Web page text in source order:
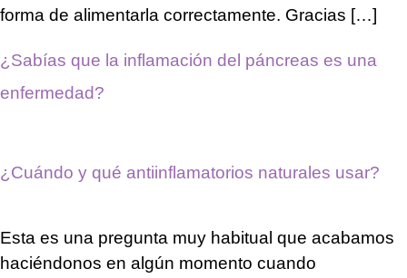
forma de alimentarla correctamente. Gracias […]
¿Sabías que la inflamación del páncreas es una
enfermedad?
¿Cuándo y qué antiinflamatorios naturales usar?
Esta es una pregunta muy habitual que acabamos
haciéndonos en algún momento cuando